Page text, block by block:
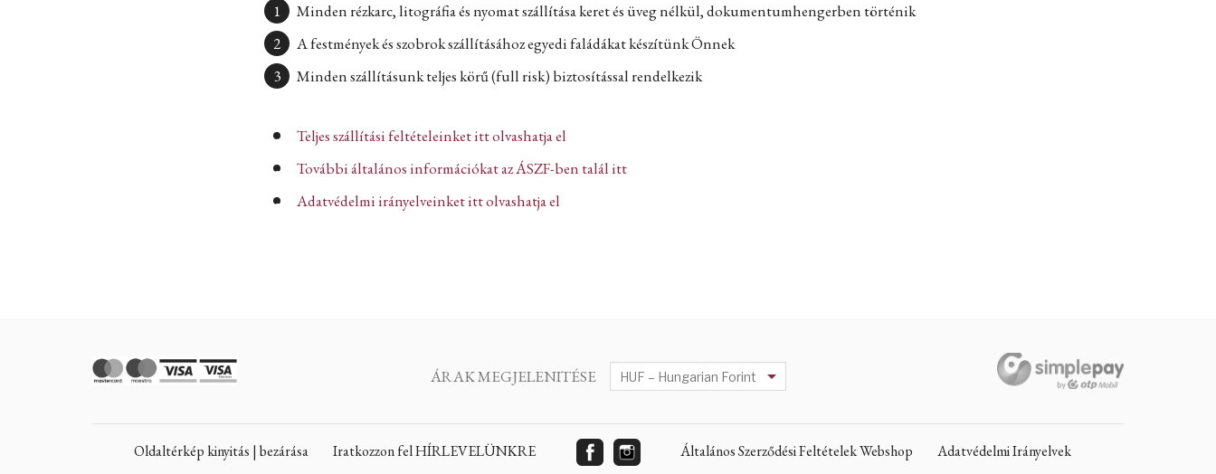
Minden rézkarc, litográfia és nyomat szállítása keret és üveg nélkül, dokumentumhengerben történik
A festmények és szobrok szállításához egyedi faládákat készítünk Önnek
Minden szállításunk teljes körű (full risk) biztosítással rendelkezik
Teljes szállítási feltételeinket itt olvashatja el
További általános információkat az ÁSZF-ben talál itt
Adatvédelmi irányelveinket itt olvashatja el
ÁRAK MEGJELENITÉSE
Oldaltérkép kinyitás | bezárása Iratkozzon fel HÍRLEVELÜNKRE Általános Szerződési Feltételek Webshop Adatvédelmi Irányelvek